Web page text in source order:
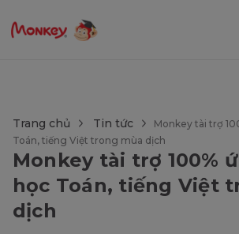
Trang chủ Tin tức
Monkey tài trợ
Toán, tiếng Việt trong mùa dịch
Monkey tài trợ 100%
học Toán, tiếng Việt
dịch